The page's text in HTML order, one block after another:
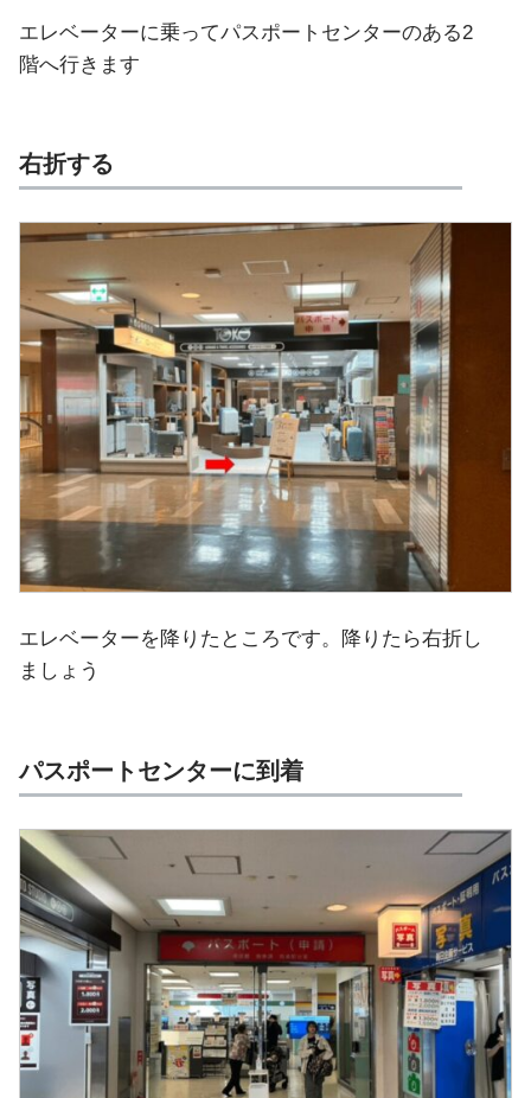
エレベーターに乗ってパスポートセンターのある2
階へ行きます
右折する
エレベーターを降りたところです。降りたら右折し
ましょう
パスポートセンターに到着